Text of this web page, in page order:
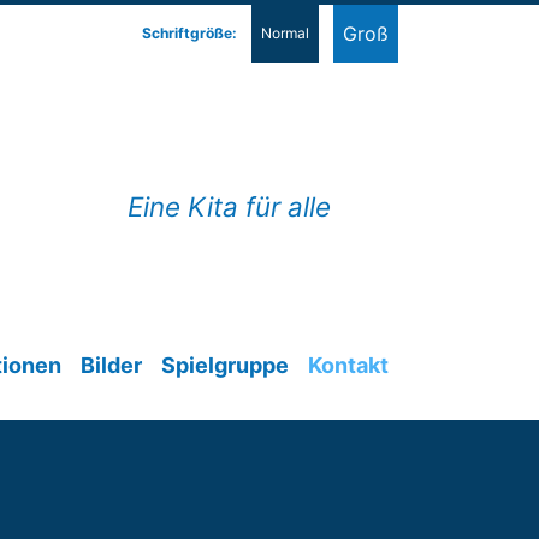
Schriftgröße: Normal Groß
Eine Kita für alle
Bilder Spielgruppe Kontakt